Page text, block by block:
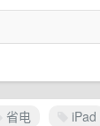
省电 iPad